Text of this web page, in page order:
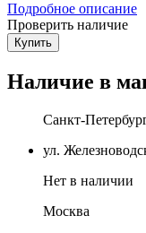
Подробное описание
Проверить наличие
Купить
Наличие в
Санкт-
ул.
Нет в наличии
Москва